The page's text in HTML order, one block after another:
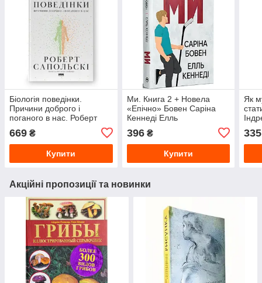
Біологія поведінки.
Причини доброго і
поганого в нас. Роберт
669 ₴
Купити
Ми. Книга 2 + Новела
«Епічно» Бовен Саріна
Кеннеді Елль
396₴
Купити
Як
335
Акційні пропозиції та новинки